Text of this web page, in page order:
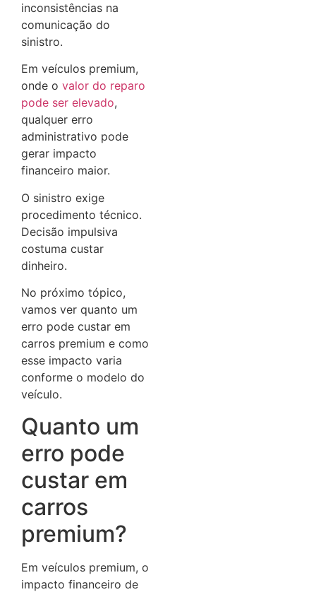
inconsistências na
comunicação do
sinistro.
Em veículos premium,
onde o valor do reparo
pode ser elevado,
qualquer erro
administrativo pode
gerar impacto
financeiro maior.
O sinistro exige
procedimento técnico.
Decisão impulsiva
costuma custar
dinheiro.
No próximo tópico,
vamos ver quanto um
erro pode custar em
carros premium e como
esse impacto varia
conforme o modelo do
veículo.
Quanto um
erro pode
custar em
carros
premium?
Em veículos premium, o
impacto financeiro de